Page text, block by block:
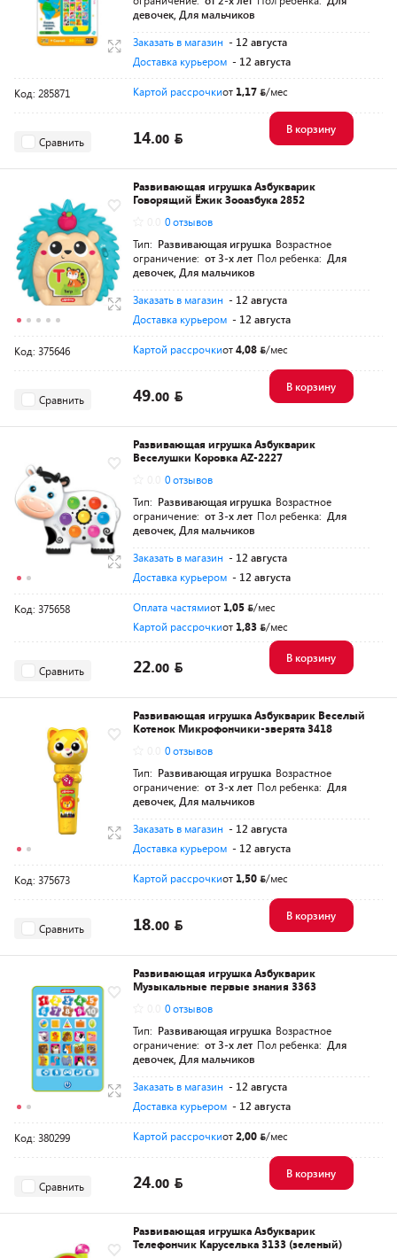
девочек, Для мальчиков
Заказать в магазин - 12 августа
Доставка курьером - 12 августа
Код: 285871 Картой рассрочкиот 1,17 /мес
Сравнить 14.00
В корзину
Развивающая игрушка Азбукварик
Говорящий Ёжик Зооазбука 2852
0 отзывов
Тип: Развивающая игрушка Возрастное
ограничение: от 3-х лет Пол ребенка: Для
девочек, Для мальчиков
Заказать в магазин - 12 августа
Доставка курьером - 12 августа
Код: 375646 Картой рассрочкиот4,08 /мес
Сравнить 49.00
В корзину
Развивающая игрушка Азбукварик
Веселушки Коровка AZ-2227
0 отзывов
Тип: Развивающая игрушка Возрастное
ограничение: от 3-х лет Пол ребенка: Для
девочек, Для мальчиков
Заказать в магазин - 12 августа
Доставка курьером - 12 августа
Код: 375658 Оплата частямиот 1,05
/мес
Картой рассрочкиот 1,83 /мес
Сравнить 22.00
В корзину
Развивающая игрушка Азбукварик Веселый
Котенок Микрофончики-зверята 3418
0 отзывов
Тип: Развивающая игрушка Возрастное
ограничение: от 3-х лет Пол ребенка: Для
девочек, Для мальчиков
Заказать в магазин - 12 августа
Доставка курьером - 12 августа
Код: 375673 Картой рассрочкиот 1,50 /мес
Сравнить 18.00
В корзину
Развивающая игрушка Азбукварик
Музыкальные первые знания 3363
0 отзывов
Тип: Развивающая игрушка Возрастное
ограничение: от 3-х лет Пол ребенка: Для
девочек, Для мальчиков
Заказать в магазин - 12 августа
Доставка курьером - 12 августа
Код: 380299 Картой рассрочкиот2,00 /мес
Сравнить 24.00
В корзину
Развивающая игрушка Азбукварик
Телефончик Каруселька 3133 (зеленый)